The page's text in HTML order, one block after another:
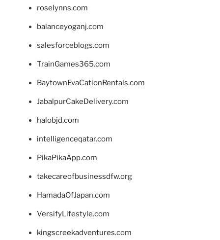
roselynns.com
balanceyoganj.com
salesforceblogs.com
TrainGames365.com
BaytownEvaCationRentals.com
JabalpurCakeDelivery.com
halobjd.com
intelligenceqatar.com
PikaPikaApp.com
takecareofbusinessdfw.org
HamadaOfJapan.com
VersifyLifestyle.com
kingscreekadventures.com